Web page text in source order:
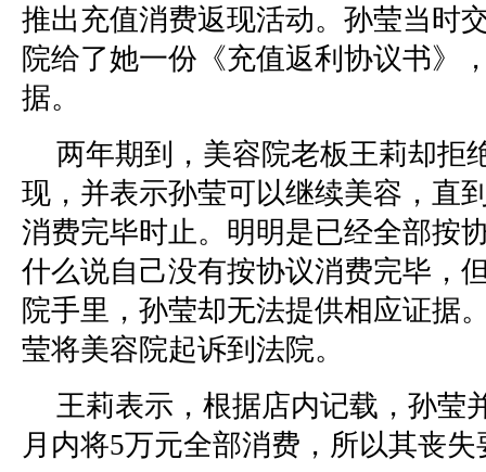
推出充值消费返现活动。孙莹当时
院给了她一份《充值返利协议书》
据。
两年期到，美容院老板王莉却拒
现，并表示孙莹可以继续美容，直
消费完毕时止。明明是已经全部按
什么说自己没有按协议消费完毕，
院手里，孙莹却无法提供相应证据
莹将美容院起诉到法院。
王莉表示，根据店内记载，孙莹
月内将5万元全部消费，所以其丧